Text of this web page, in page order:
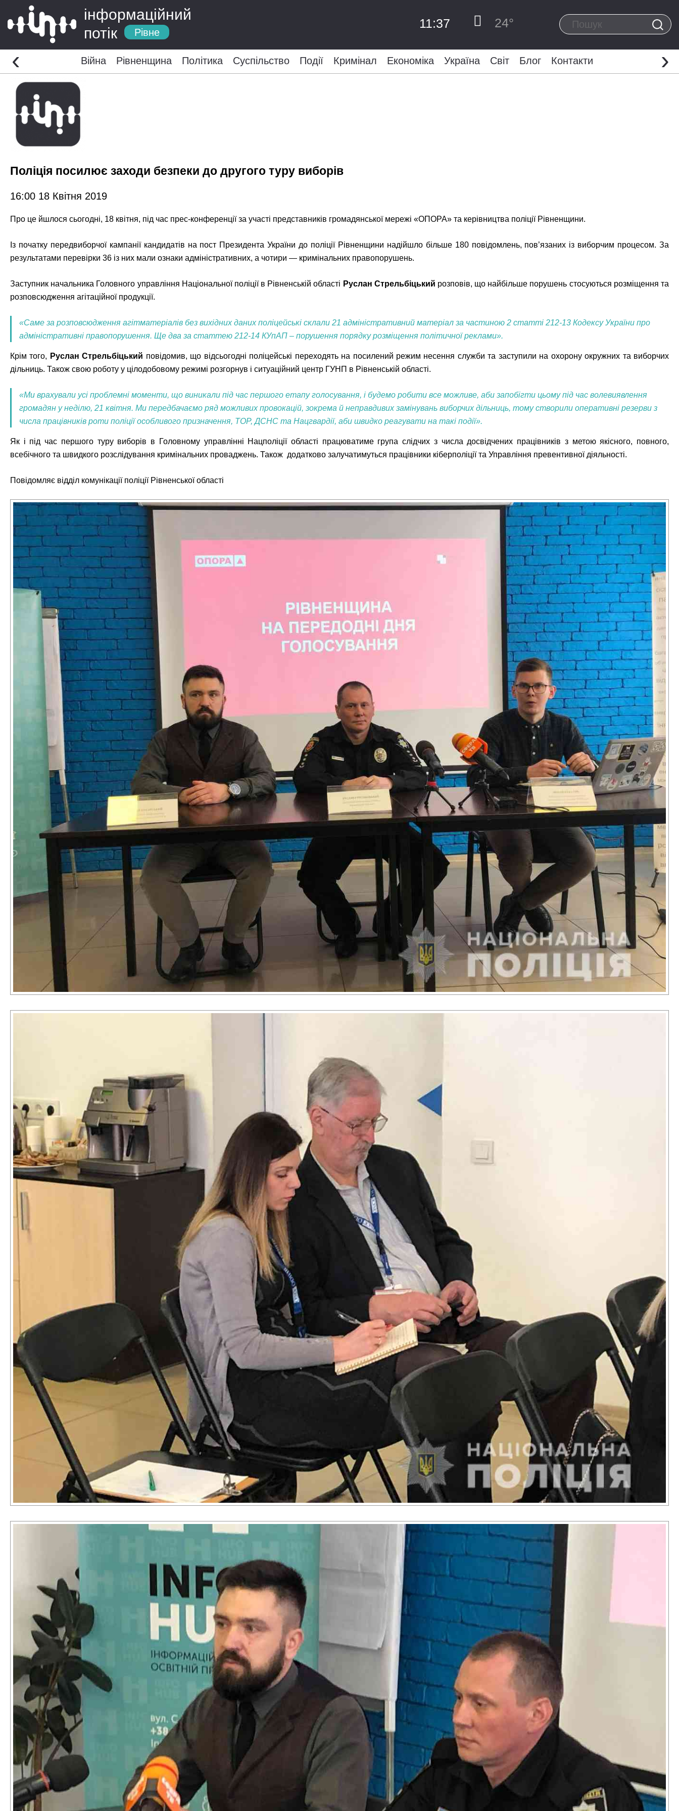
інформаційний
потік
Рівне
11:37 24°
Війна Рівненщина Політика Суспільство Події Кримінал Економіка Україна Світ Блог Контакти
‹ ›
Поліція посилює заходи безпеки до другого туру виборів
16:00 18 Квітня 2019
Про це йшлося сьогодні, 18 квітня, під час прес-конференції за участі представників громадянської мережі «ОПОРА» та керівництва поліції Рівненщини.
Із початку передвиборчої кампанії кандидатів на пост Президента України до поліції Рівненщини надійшло більше 180 повідомлень, пов’язаних із виборчим процесом. За
результатами перевірки 36 із них мали ознаки адміністративних, а чотири — кримінальних правопорушень.
Заступник начальника Головного управління Національної поліції в Рівненській області Руслан Стрельбіцький розповів, що найбільше порушень стосуються розміщення та
розповсюдження агітаційної продукції.
«Саме за розповсюдження агітматеріалів без вихідних даних поліцейські склали 21 адміністративний матеріал за частиною 2 статті 212-13 Кодексу України про
адміністративні правопорушення. Ще два за статтею 212-14 КУпАП – порушення порядку розміщення політичної реклами».
Крім того, Руслан Стрельбіцький повідомив, що відсьогодні поліцейські переходять на посилений режим несення служби та заступили на охорону окружних та виборчих
дільниць. Також свою роботу у цілодобовому режимі розгорнув і ситуаційний центр ГУНП в Рівненській області.
«Ми врахували усі проблемні моменти, що виникали під час першого етапу голосування, і будемо робити все можливе, аби запобігти цьому під час волевиявлення
громадян у неділю, 21 квітня. Ми передбачаємо ряд можливих провокацій, зокрема й неправдивих замінувань виборчих дільниць, тому створили оперативні резерви з
числа працівників роти поліції особливого призначення, ТОР, ДСНС та Нацгвардії, аби швидко реагувати на такі події».
Як і під час першого туру виборів в Головному управлінні Нацполіції області працюватиме група слідчих з числа досвідчених працівників з метою якісного, повного,
всебічного та швидкого розслідування кримінальних проваджень. Також додатково залучатимуться працівники кіберполіції та Управління превентивної діяльності.
Повідомляє відділ комунікації поліції Рівненської області